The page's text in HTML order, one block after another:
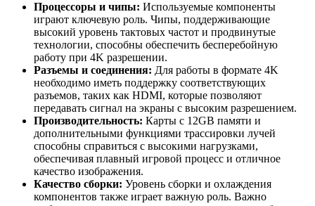
Процессоры и чипы: Используемые компоненты
играют ключевую роль. Чипы, поддерживающие
высокий уровень тактовых частот и продвинутые
технологии, способны обеспечить бесперебойную
работу при 4K разрешении.
Разъемы и соединения: Для работы в формате 4K
необходимо иметь поддержку соответствующих
разъемов, таких как HDMI, которые позволяют
передавать сигнал на экраны с высоким разрешением.
Производительность: Карты с 12GB памяти и
дополнительными функциями трассировки лучей
способны справиться с высокими нагрузками,
обеспечивая плавный игровой процесс и отличное
качество изображения.
Качество сборки: Уровень сборки и охлаждения
компонентов также играет важную роль. Важно